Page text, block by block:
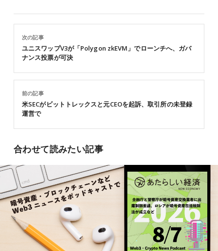
前の記事
米SECがビットトレックスと元CEOを起訴、取引所の未登録
運営で
次の記事
ユニスワップV3が「Polygon zkEVM」でローンチへ、ガバ
ナンス投票が可決
合わせて読みたい記事